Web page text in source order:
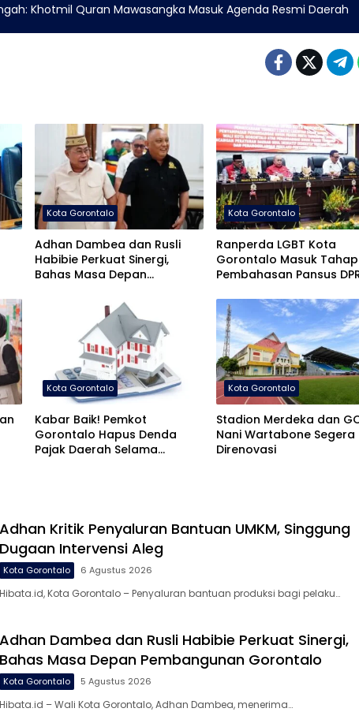
Khotmil Quran Mawasangka Masuk Agenda Resmi Daerah
Kota Gorontalo
Adhan Dambea dan Rusli
Habibie Perkuat Sinergi,
Bahas Masa Depan
Kota Gorontalo
Ranperda LGBT Kota
Gorontalo Masuk
Pembahasan Pansus
Kota Gorontalo
Kabar Baik! Pemkot
Gorontalo Hapus Denda
Pajak Daerah Selama
Kota Gorontalo
Stadion Merdeka dan
Nani Wartabone Segera
Direnovasi
Adhan Kritik Penyaluran Bantuan UMKM, Singgung
Dugaan Intervensi Aleg
Kota Gorontalo 6 Agustus 2026
Hibata.id, Kota Gorontalo – Penyaluran bantuan produksi bagi pelaku…
Adhan Dambea dan Rusli Habibie Perkuat Sinergi,
Bahas Masa Depan Pembangunan Gorontalo
Kota Gorontalo 5 Agustus 2026
Hibata.id – Wali Kota Gorontalo, Adhan Dambea, menerima…